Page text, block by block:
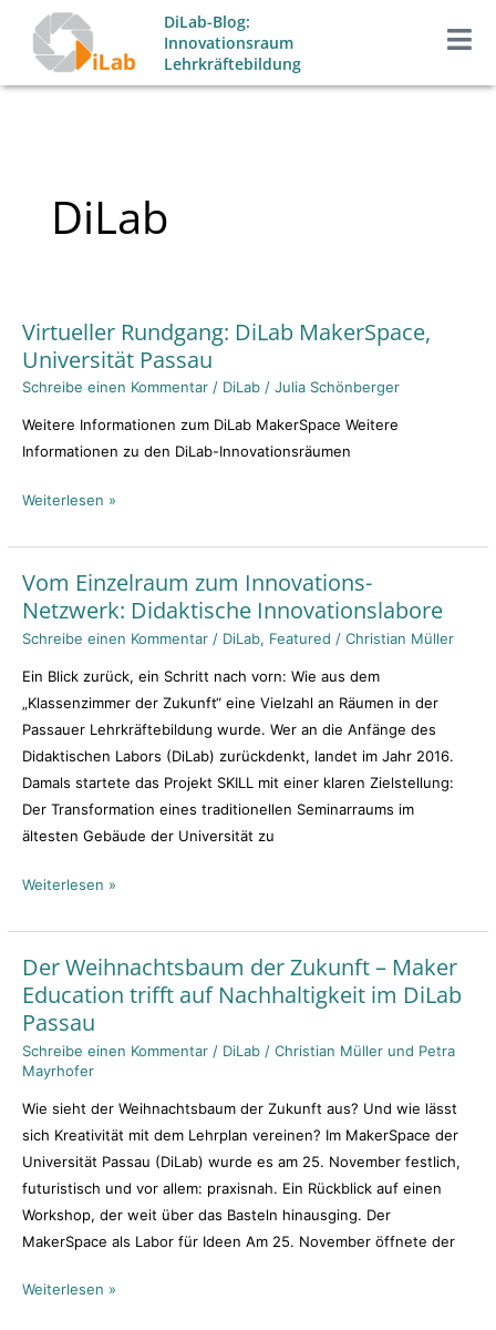
Inhalt
springen
DiLab-Blog:
Innovationsraum
Lehrkräftebildung
DiLab
Virtueller Rundgang: DiLab MakerSpace,
Universität Passau
Schreibe einen Kommentar / DiLab /Julia Schönberger
Weitere Informationen zum DiLab MakerSpace Weitere
Informationen zu den DiLab-Innovationsräumen
Virtueller
Rundgang:
DiLab
Universität
Passau
Weiterlesen »
Vom Einzelraum zum Innovations-
Netzwerk: Didaktische Innovationslabore
Schreibe einen Kommentar / DiLab, Featured /Christian Müller
Ein Blick zurück, ein Schritt nach vorn: Wie aus dem
„Klassenzimmer der Zukunft“ eine Vielzahl an Räumen in der
Passauer Lehrkräftebildung wurde. Wer an die Anfänge des
Didaktischen Labors (DiLab) zurückdenkt, landet im Jahr 2016.
Damals startete das Projekt SKILL mit einer klaren Zielstellung:
Der Transformation eines traditionellen Seminarraums im
ältesten Gebäude der Universität zu
Vom
Einzelraum
zum
Netzwerk:
Didaktische
Innovationslabore
Weiterlesen »
Der Weihnachtsbaum der Zukunft – Maker
Education trifft auf Nachhaltigkeit im DiLab
Passau
Schreibe einen Kommentar / DiLab /Christian Müller und Petra
Mayrhofer
Wie sieht der Weihnachtsbaum der Zukunft aus? Und wie lässt
sich Kreativität mit dem Lehrplan vereinen? Im MakerSpace der
Universität Passau (DiLab) wurde es am 25. November festlich,
futuristisch und vor allem: praxisnah. Ein Rückblick auf einen
Workshop, der weit über das Basteln hinausging. Der
MakerSpace als Labor für Ideen Am 25. November öffnete der
Der
Weihnachtsbaum
der
Zukunft
–
Passau
Weiterlesen »